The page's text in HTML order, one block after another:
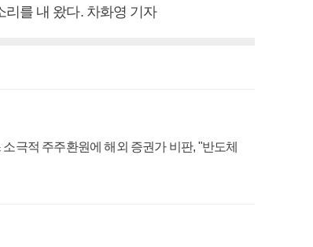
를 내 왔다. 차화영 기자
극적 주주환원에 해외 증권가 비판, "반도체